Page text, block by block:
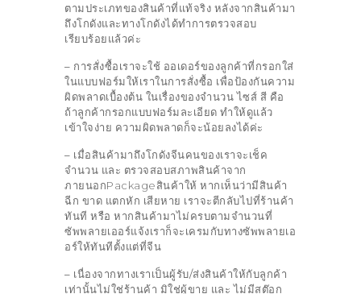
ตามประเภทของสินค้าที่แท้จริง หลังจากสินค้ามา
ถึงโกดังและทางโกดังได้ทำการตรวจสอบ
เรียบร้อยแล้วค่ะ
– การสั่งซื้อเราจะใช้ ออเดอร์ของลูกค้าที่กรอกใส่
ในแบบฟอร์มให้เราในการสั่งซื้อ เพื่อป้องกันความ
ผิดพลาดเบื้องต้น ในเรื่องของจำนวน ไซส์ สี คือ
ถ้าลูกค้ากรอกแบบฟอร์มละเอียด ทำให้ดูแล้ว
เข้าใจง่าย ความผิดพลาดก็จะน้อยลงได้ค่ะ
– เมื่อสินค้ามาถึงโกดังจีนคนของเราจะเช็ค
จำนวน และ ตรวจสอบสภาพสินค้าจาก
ภายนอกPackageสินค้าให้ หากเห็นว่ามีสินค้า
ฉีก ขาด แตกหัก เสียหาย เราจะตีกลับไปที่ร้านค้า
ทันที หรือ หากสินค้ามาไม่ครบตามจำนวนที่
ซัพพลายเออร์แจ้งเราก็จะเครมกับทางซัพพลายเอ
อร์ให้ทันทีตั้งแต่ที่จีน
– เนื่องจากทางเราเป็นผู้รับ/ส่งสินค้าให้กับลูกค้า
เท่านั้นไม่ใช่ร้านค้า มิใช่ผู้ขาย และ ไม่มีสต๊อก